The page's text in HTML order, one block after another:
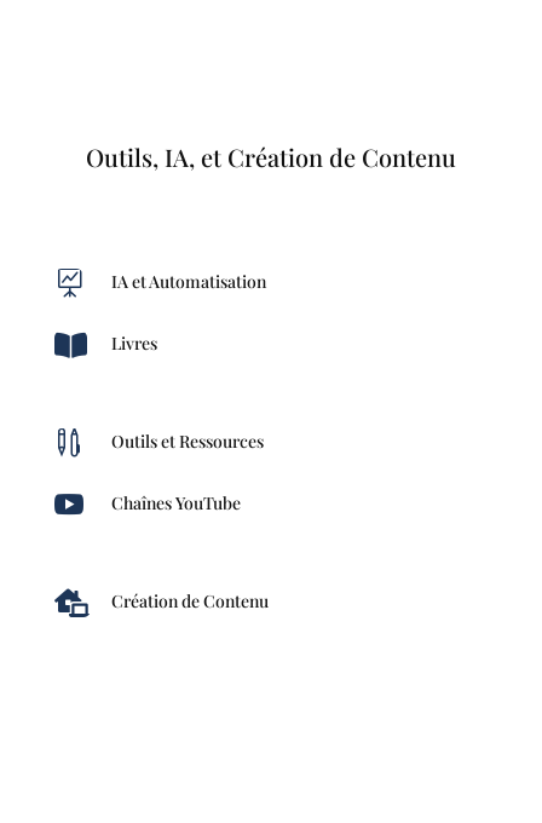
Outils, IA, et Création de Contenu
 IA et Automatisation
 Livres
 Outils et Ressources
 Chaînes YouTube
 Création de Contenu